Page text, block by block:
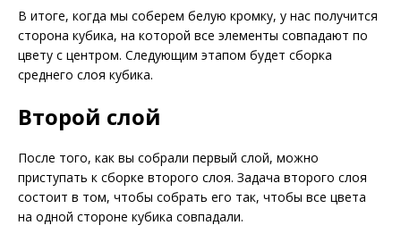
В итоге, когда мы соберем белую кромку, у нас получится
сторона кубика, на которой все элементы совпадают по
цвету с центром. Следующим этапом будет сборка
среднего слоя кубика.
Второй слой
После того, как вы собрали первый слой, можно
приступать к сборке второго слоя. Задача второго слоя
состоит в том, чтобы собрать его так, чтобы все цвета
на одной стороне кубика совпадали.